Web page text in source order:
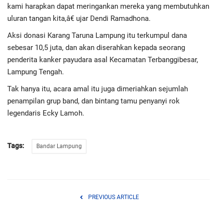
kami harapkan dapat meringankan mereka yang membutuhkan
uluran tangan kita,â€ ujar Dendi Ramadhona.
Aksi donasi Karang Taruna Lampung itu terkumpul dana
sebesar 10,5 juta, dan akan diserahkan kepada seorang
penderita kanker payudara asal Kecamatan Terbanggibesar,
Lampung Tengah.
Tak hanya itu, acara amal itu juga dimeriahkan sejumlah
penampilan grup band, dan bintang tamu penyanyi rok
legendaris Ecky Lamoh.
Tags: Bandar Lampung
PREVIOUS ARTICLE